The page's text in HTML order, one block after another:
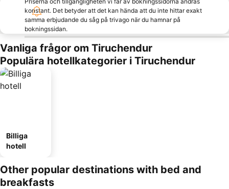
konstant. Det betyder att det kan hända att du inte hittar exakt
samma erbjudande du såg på trivago när du hamnar på
bokningssidan.
Vanliga frågor om Tiruchendur
Populära hotellkategorier i Tiruchendur
Billiga
hotell
Other popular destinations with bed and
breakfasts